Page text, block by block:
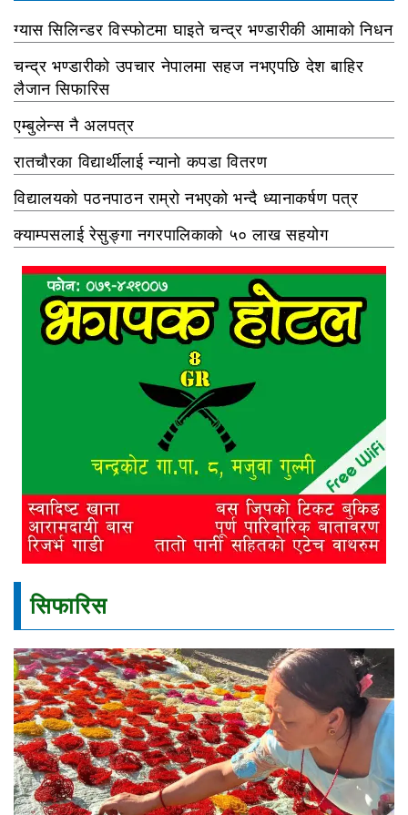
ग्यास सिलिन्डर विस्फोटमा घाइते चन्द्र भण्डारीकी आमाको निधन
चन्द्र भण्डारीको उपचार नेपालमा सहज नभएपछि देश बाहिर
लैजान सिफारिस
एम्बुलेन्स नै अलपत्र
रातचौरका विद्यार्थीलाई न्यानो कपडा वितरण
विद्यालयको पठनपाठन राम्रो नभएको भन्दै ध्यानाकर्षण पत्र
क्याम्पसलाई रेसुङ्गा नगरपालिकाको ५० लाख सहयोग
सिफारिस